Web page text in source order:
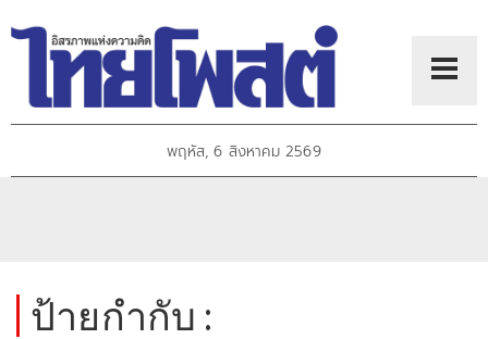
พฤหัส, 6 สิงหาคม 2569
ป้ายกำกับ :